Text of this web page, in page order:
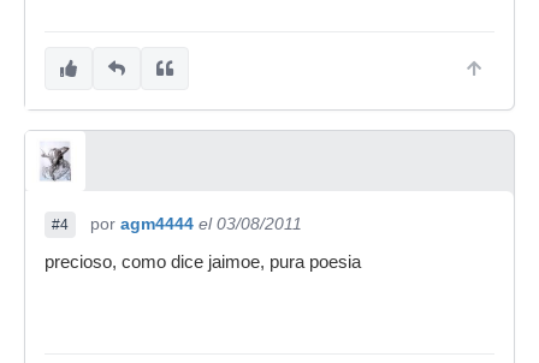
#4 por agm4444 el 03/08/2011
precioso, como dice jaimoe, pura poesia